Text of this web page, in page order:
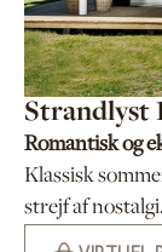
Strandlyst
Romantisk og
Klassisk
strejf af nostalgi.